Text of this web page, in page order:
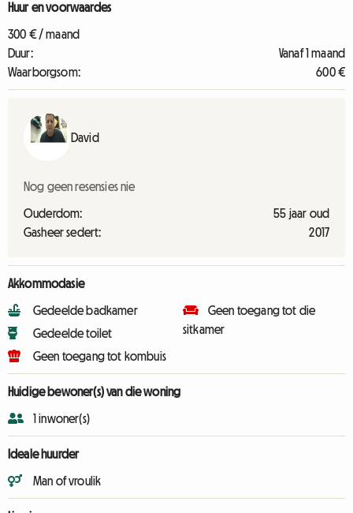
Huur en voorwaardes
300 € / maand
Duur:
Vanaf 1 maand
Waarborgsom:
600 €
David
Nog geen resensies nie
Ouderdom:
55 jaar oud
Gasheer sedert:
2017
Akkommodasie
Gedeelde badkamer
Gedeelde toilet
Geen toegang tot kombuis
Geen toegang tot die
sitkamer
Huidige bewoner(s) van die woning
1 inwoner(s)
Ideale huurder
Man of vroulik